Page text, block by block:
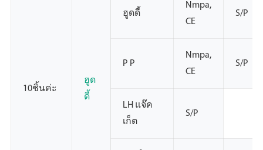
10ชิ้นค่ะ
ฮูด
ดี้
ฮูดดี้
Nmpa,
CE
S/P
P P
Nmpa,
CE
S/P
LH แจ๊ค
เก็ต
S/P